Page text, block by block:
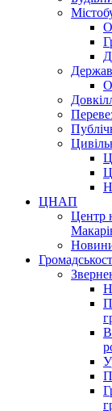
ЦНАП
Центр